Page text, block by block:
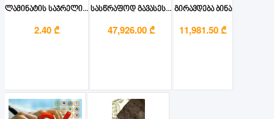
ლამინატის საჯრელი...
2.40 ₾
სასწრაფოდ გავასეს...
47,926.00 ₾
გირავდება ბინა
11,981.50 ₾